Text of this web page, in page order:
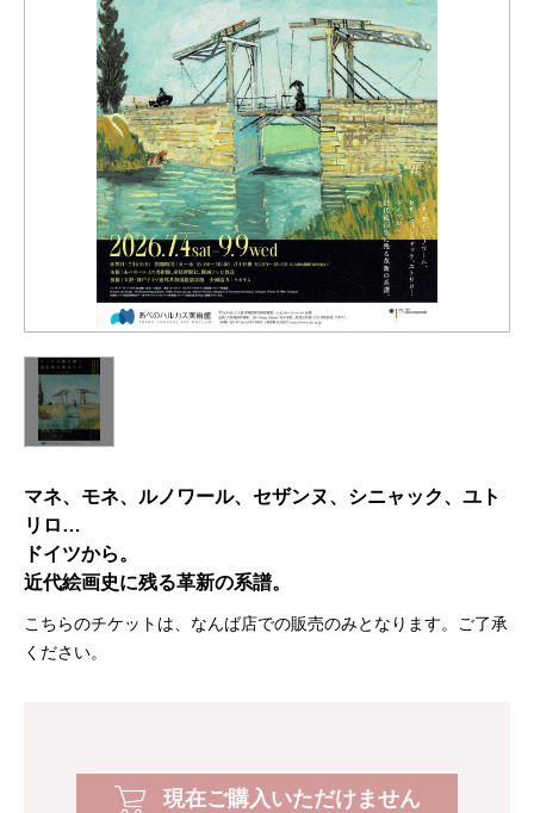
マネ、モネ、ルノワール、セザンヌ、シニャック、ユト
リロ…
ドイツから。
近代絵画史に残る革新の系譜。
こちらのチケットは、なんば店での販売のみとなります。ご了承
ください。
現在ご購入いただけません